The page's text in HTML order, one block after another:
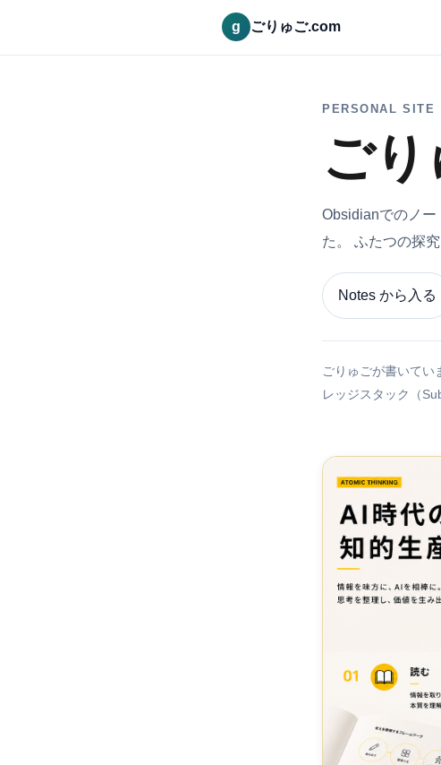
g ごりゅご.com
PERSONAL SITE
ご
Obsidianでのノー
た。 ふたつの探
Notes から入る
ごりゅごが書いてい
レッジスタック（